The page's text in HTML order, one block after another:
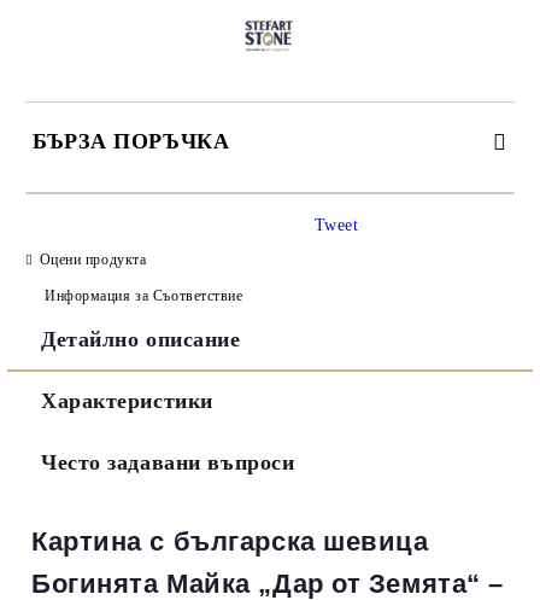
БЪРЗА ПОРЪЧКА
Ние ще се свържем с вас в рамките на работния ден.
Tweet
Оцени продукта
Информация за Съответствие
Детайлно описание
Характеристики
Често задавани въпроси
Картина с българска шевица
Богинята Майка „Дар от Земята“ –